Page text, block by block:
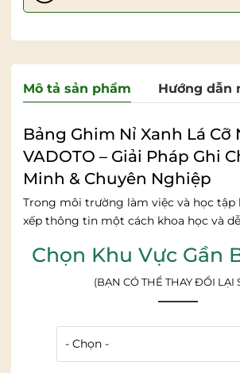
Mô tả sản phẩm Hướng dẫn
Bảng Ghim Nỉ Xanh Lá Cỡ
VADOTO – Giải Pháp Ghi
Minh & Chuyên Nghiệp
Trong môi trường làm việc và học tập
xếp thông tin một cách khoa học và
VADOTO chính là giải pháp lý tưởng
lưu trữ tài liệu quan trọng và tạo điểm
Thiết kế hiện đại, tinh tế và nhỏ gọn:
Bảng ghim nỉ xanh lá T6006 VADOTO
Chọn Khu Vực Gần
(BẠN CÓ THỂ THAY ĐỔI LẠI